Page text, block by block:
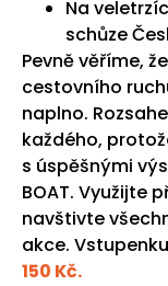
Na
schůze
Pevně věříme,
cestovního
naplno.
každého,
s úspěšnými
BOAT. Využijte
navštivte
akce.
150 Kč.